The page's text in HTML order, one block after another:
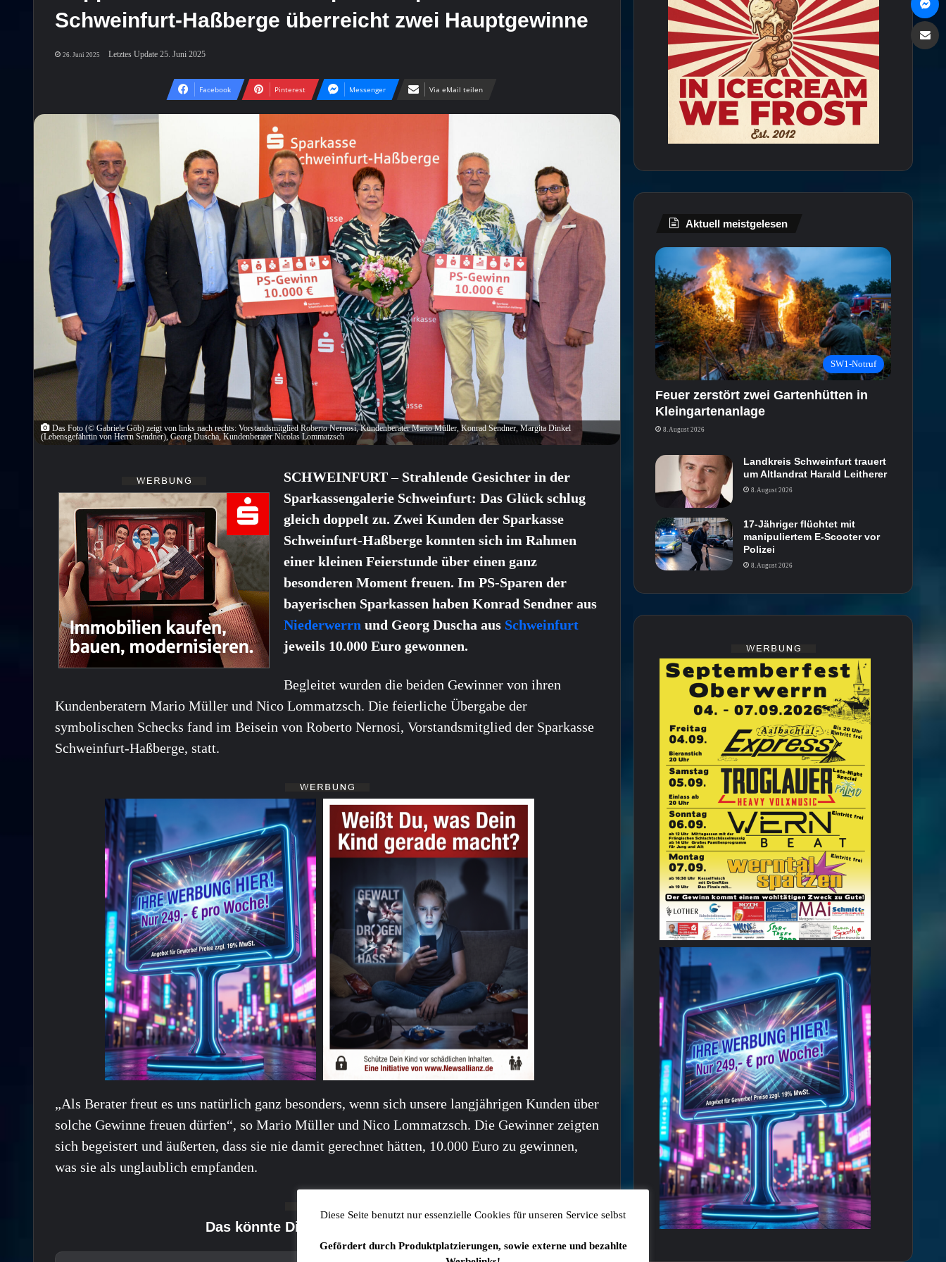
Schweinfurt-Haßberge überreicht zwei Hauptgewinne
26. Juni 2025 Letztes Update 25. Juni 2025
Facebook Pinterest Messenger Via eMail teilen
Das Foto (© Gabriele Göb) zeigt von links nach rechts: Vorstandsmitglied Roberto Nernosi, Kundenberater Mario Müller, Konrad Sendner, Margita Dinkel
(Lebensgefährtin von Herrn Sendner), Georg Duscha, Kundenberater Nicolas Lommatzsch
SCHWEINFURT– Strahlende Gesichter in der
Sparkassengalerie Schweinfurt: Das Glück schlug
gleich doppelt zu. Zwei Kunden der Sparkasse
Schweinfurt-Haßberge konnten sich im Rahmen
einer kleinen Feierstunde über einen ganz
besonderen Moment freuen. Im PS-Sparen der
bayerischen Sparkassen haben Konrad Sendner aus
Niederwerrn und Georg Duscha aus Schweinfurt
jeweils 10.000 Euro gewonnen.
Begleitet wurden die beiden Gewinner von ihren
Kundenberatern Mario Müller und Nico Lommatzsch. Die feierliche Übergabe der
symbolischen Schecks fand im Beisein von Roberto Nernosi, Vorstandsmitglied der Sparkasse
Schweinfurt-Haßberge, statt.
„Als Berater freut es uns natürlich ganz besonders, wenn sich unsere langjährigen Kunden über
solche Gewinne freuen dürfen“, so Mario Müller und Nico Lommatzsch. Die Gewinner zeigten
sich begeistert und äußerten, dass sie nie damit gerechnet hätten, 10.000 Euro zu gewinnen,
was sie als unglaublich empfanden.
Das könnte Dich auch interessieren:
Aktuell meistgelesen
SW1-Notruf
Feuer zerstört zwei Gartenhütten in
Kleingartenanlage
8. August 2026
Landkreis Schweinfurt trauert
um Altlandrat Harald Leitherer
8. August 2026
17-Jähriger flüchtet mit
manipuliertem E-Scooter vor
Polizei
8. August 2026
Diese Seite benutzt nur essenzielle Cookies für unseren Service selbst
Gefördert durch Produktplatzierungen, sowie externe und bezahlte